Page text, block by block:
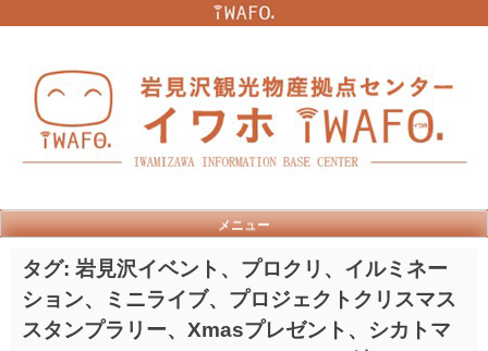
メニュー
タグ: 岩見沢イベント、プロクリ、イルミネー
ション、ミニライブ、プロジェクトクリスマス
スタンプラリー、Xmasプレゼント、シカトマ